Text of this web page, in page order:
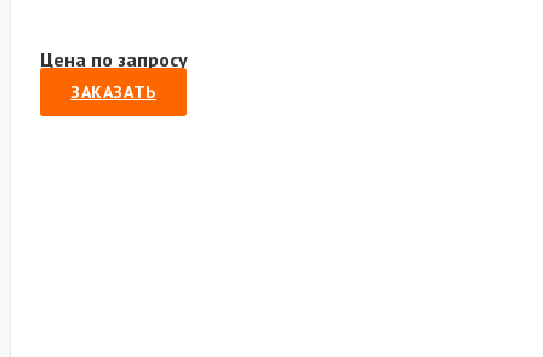
Цена по запросу
ЗАКАЗАТЬ